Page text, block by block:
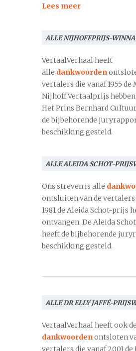
Lees meer
ALLE NIJHOFFPRIJS-
VertaalVerhaal heeft
alle dankwoorden
vertalers die vanaf 1955 de
Nijhoff Vertaalprijs
Het Prins Bernhard
de bijbehorende
beschikking gesteld.
ALLE ALEIDA SCHOT-
Ons streven is alle
ontsluiten van de vertalers
1981 de Aleida Schot-prijs
ontvangen. De Aleida
heeft de bijbehorende
beschikking gesteld.
ALLE DR ELLY JAFFÉ-
VertaalVerhaal heeft ook de
dankwoordenontsloten
vertalers die vanaf 2001 de